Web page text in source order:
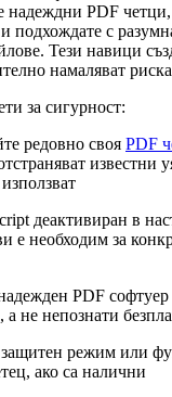
надеждни PDF
подхождате с
Тези навици
намаляват риска
за сигурност:
редовно своя PDF
известни
деактивиран в
е необходим за
PDF
а не непознати
режим или
ако са налични